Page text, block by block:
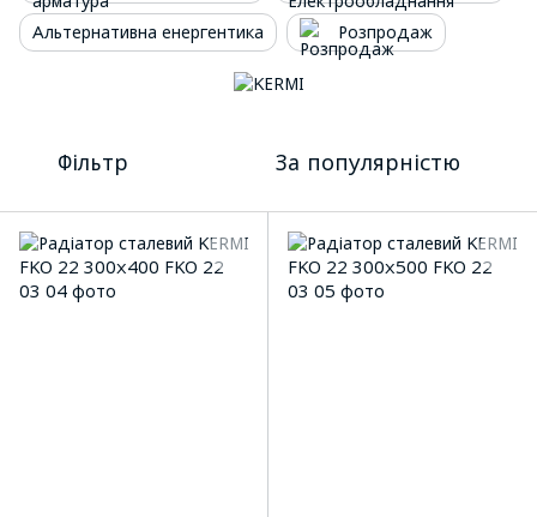
Альтернативна енергентика Розпродаж
Фільтр За популярністю